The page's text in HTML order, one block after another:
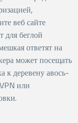
веб сайте
беглой
ответят на
может посещать
к деревену авось-
или